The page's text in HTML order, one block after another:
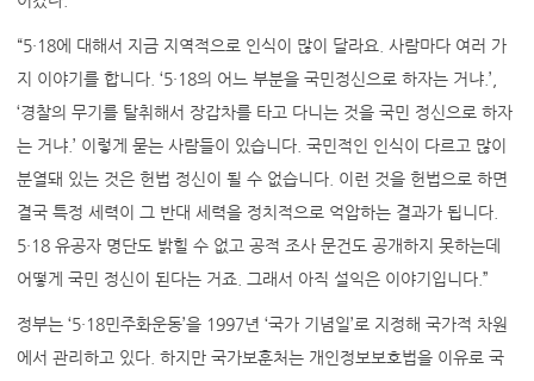
“5·18에 대해서 지금 지역적으로 인식이 많이 달라요. 사람마다 여러 가
지 이야기를 합니다. ‘5·18의 어느 부분을 국민정신으로 하자는 거냐.’,
‘경찰의 무기를 탈취해서 장갑차를 타고 다니는 것을 국민 정신으로 하자
는 거냐.’ 이렇게 묻는 사람들이 있습니다. 국민적인 인식이 다르고 많이
분열돼 있는 것은 헌법 정신이 될 수 없습니다. 이런 것을 헌법으로 하면
결국 특정 세력이 그 반대 세력을 정치적으로 억압하는 결과가 됩니다.
5·18 유공자 명단도 밝힐 수 없고 공적 조사 문건도 공개하지 못하는데
어떻게 국민 정신이 된다는 거죠. 그래서 아직 설익은 이야기입니다.”
정부는 ‘5·18민주화운동’을 1997년 ‘국가 기념일’로 지정해 국가적 차원
에서 관리하고 있다. 하지만 국가보훈처는 개인정보보호법을 이유로 국